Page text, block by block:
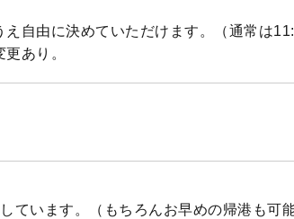
え自由に決めていただけます。（通常は
あり。
ています。（もちろんお早めの帰港も